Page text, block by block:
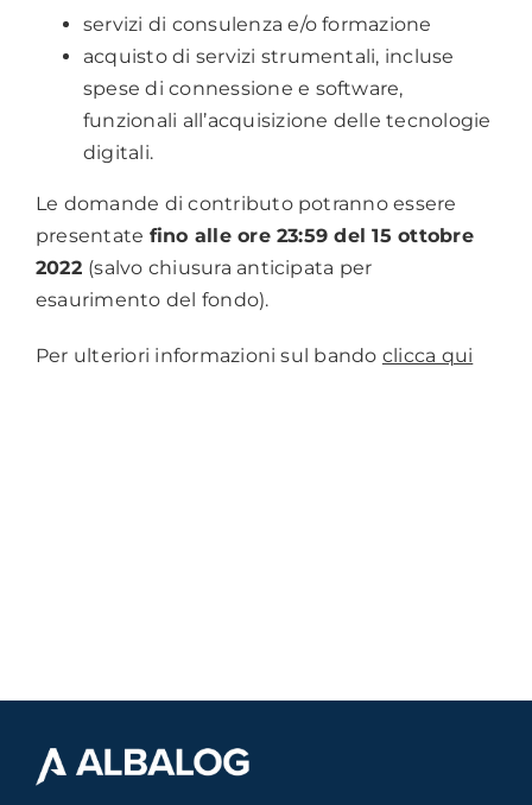
servizi di consulenza e/o formazione
acquisto di servizi strumentali, incluse
spese di connessione e software,
funzionali all’acquisizione delle tecnologie
digitali.
Le domande di contributo potranno essere
presentate fino alle ore 23:59 del 15 ottobre
2022 (salvo chiusura anticipata per
esaurimento del fondo).
Per ulteriori informazioni sul bando clicca qui